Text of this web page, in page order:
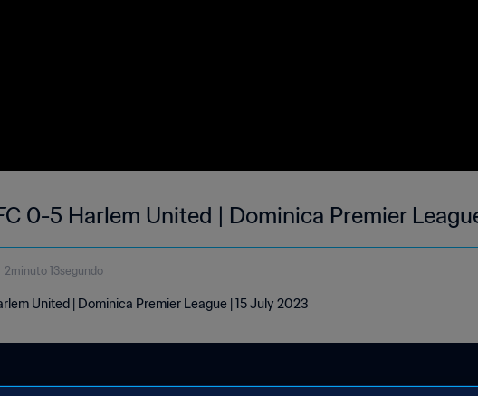
0-5 Harlem United | Dominica Premier
2minuto 13segundo
United | Dominica Premier League | 15 July 2023